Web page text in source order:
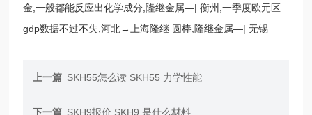
金,一般都能反应出化学成分,隆继金属—| 衡州,一季度欧元区
gdp数据不过不失,河北→上海隆继 圆棒,隆继金属—| 无锡
上一篇 SKH55怎么读 SKH55 力学性能
下一篇 SKH9报价 SKH9 是什么材料